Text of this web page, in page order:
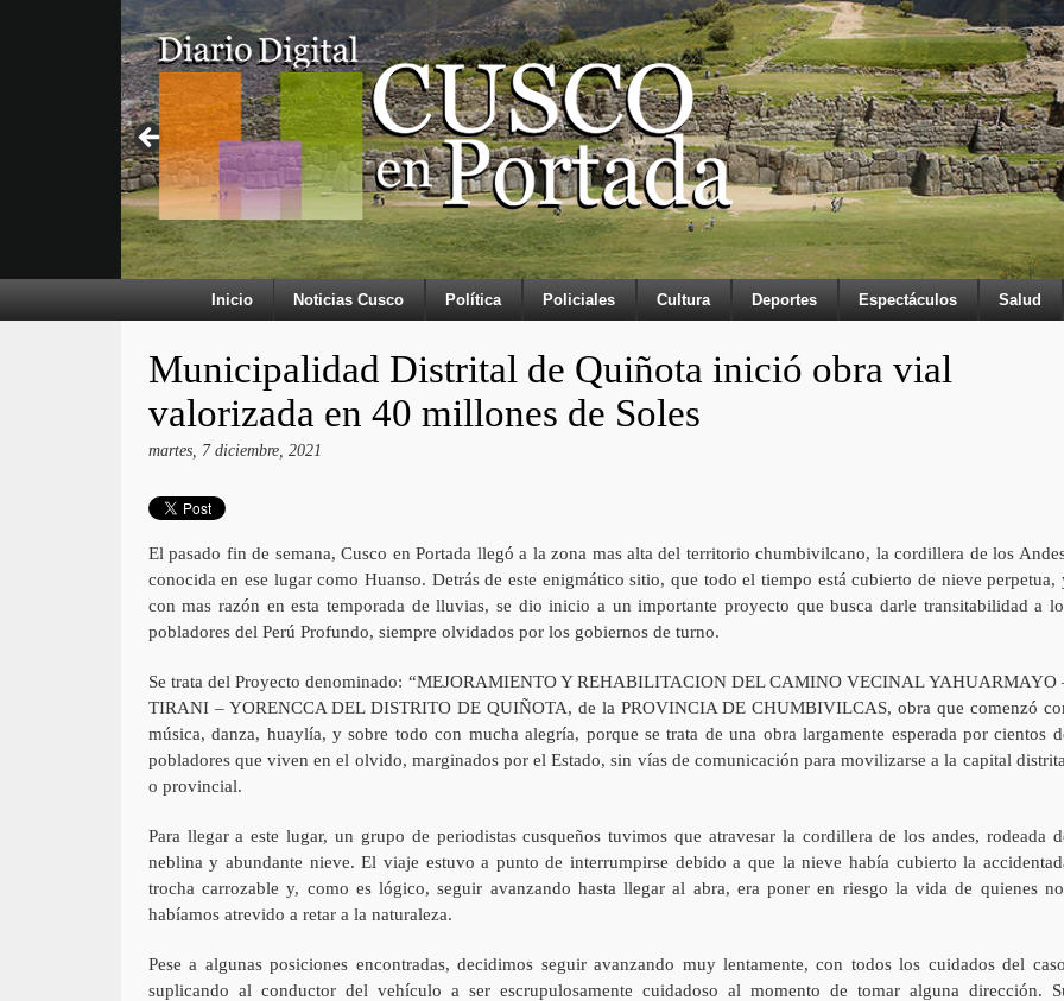
Inicio Noticias Cusco Política Policiales Cultura Deportes Espectáculos Salud
Municipalidad Distrital de Quiñota inició obra vial
valorizada en 40 millones de Soles
martes, 7 diciembre, 2021
El pasado fin de semana, Cusco en Portada llegó a la zona mas alta del territorio chumbivilcano, la cordillera de los
conocida en ese lugar como Huanso. Detrás de este enigmático sitio, que todo el tiempo está cubierto de nieve perpetua,
con mas razón en esta temporada de lluvias, se dio inicio a un importante proyecto que busca darle transitabilidad a
pobladores del Perú Profundo, siempre olvidados por los gobiernos de turno.
Se trata del Proyecto denominado: “MEJORAMIENTO Y REHABILITACION DEL CAMINO VECINAL YAHUARMAYO
TIRANI – YORENCCA DEL DISTRITO DE QUIÑOTA, de la PROVINCIA DE CHUMBIVILCAS, obra que comenzó
música, danza, huaylía, y sobre todo con mucha alegría, porque se trata de una obra largamente esperada por cientos
pobladores que viven en el olvido, marginados por el Estado, sin vías de comunicación para movilizarse a la capital
o provincial.
Para llegar a este lugar, un grupo de periodistas cusqueños tuvimos que atravesar la cordillera de los andes, rodeada
neblina y abundante nieve. El viaje estuvo a punto de interrumpirse debido a que la nieve había cubierto la
trocha carrozable y, como es lógico, seguir avanzando hasta llegar al abra, era poner en riesgo la vida de quienes
habíamos atrevido a retar a la naturaleza.
Pese a algunas posiciones encontradas, decidimos seguir avanzando muy lentamente, con todos los cuidados del
suplicando al conductor del vehículo a ser escrupulosamente cuidadoso al momento de tomar alguna dirección.